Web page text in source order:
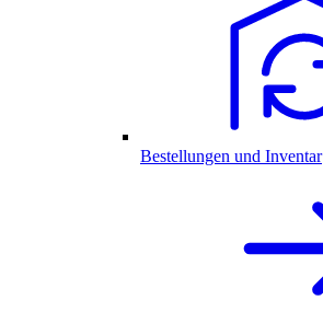
Bestellungen und Inventar